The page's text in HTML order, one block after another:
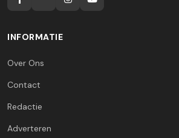
INFORMATIE
Over Ons
Contact
Redactie
Adverteren